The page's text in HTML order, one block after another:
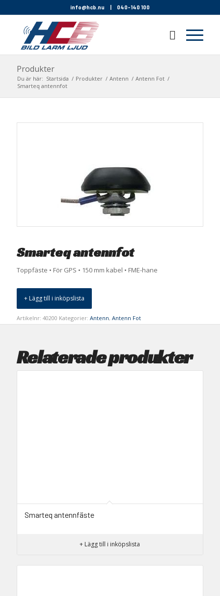
info@hcb.nu | 040-140 100
Produkter
Du är här: Startsida / Produkter / Antenn / Antenn Fot /
Smarteq antennfot
Smarteq antennfot
Toppfäste • För GPS • 150 mm kabel • FME-hane
+ Lägg till i inköpslista
Artikelnr: 40200 Kategorier: Antenn, Antenn Fot
Relaterade produkter
Smarteq antennfäste
+ Lägg till i inköpslista